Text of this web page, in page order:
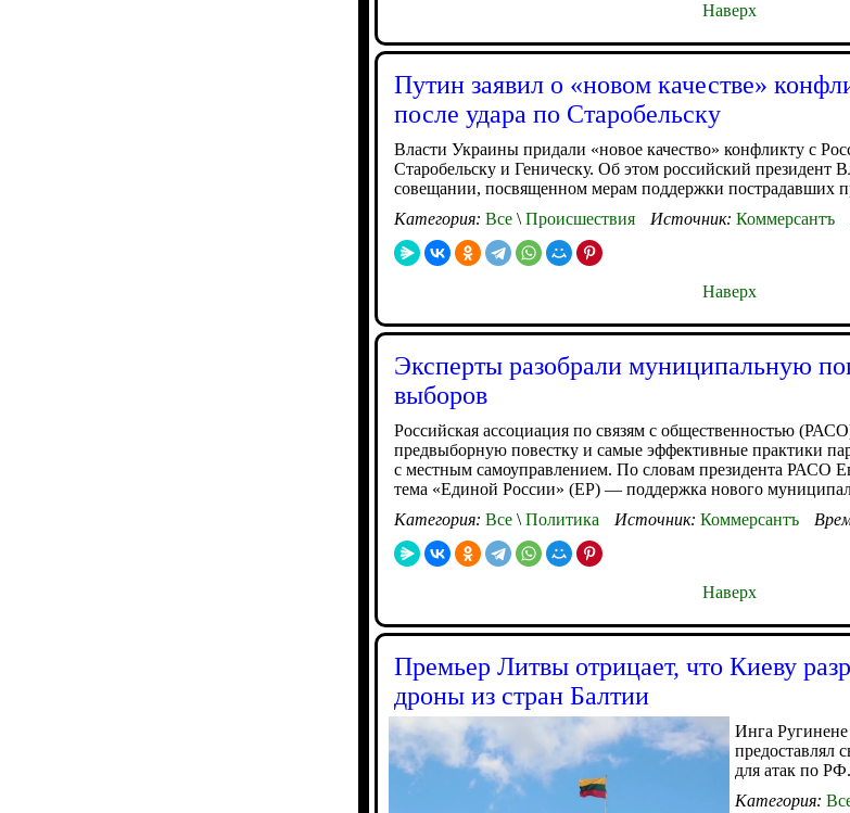
Наверх
Путин заявил о «новом качестве»
после удара по Старобельску
Власти Украины придали «новое качество» конфликту с
Старобельску и Геническу. Об этом российский президент
совещании, посвященном мерам поддержки пострадавших
Категория: Все \ Происшествия Источник: Коммерсантъ
Наверх
Эксперты разобрали муниципальную
выборов
Российская ассоциация по связям с общественностью
предвыборную повестку и самые эффективные практики
с местным самоуправлением. По словам президента РАСО
тема «Единой России» (ЕР) — поддержка нового
Категория: Все \ Политика Источник: Коммерсантъ
Наверх
Премьер Литвы отрицает, что Киеву
дроны из стран Балтии
Инга
предоставлял
для атак по РФ.
Категория: